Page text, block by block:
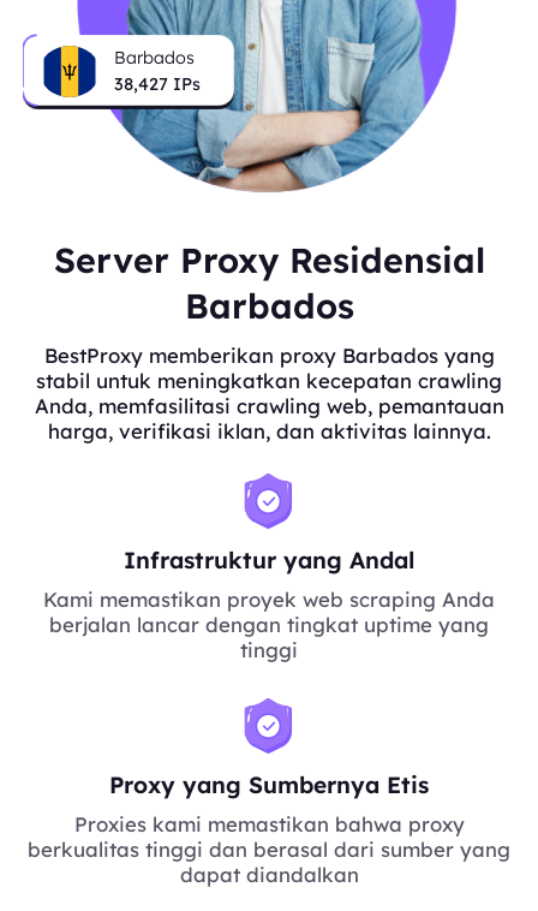
Barbados
38,427 IPs
Server Proxy Residensial
Barbados
BestProxy memberikan proxy Barbados yang
stabil untuk meningkatkan kecepatan crawling
Anda, memfasilitasi crawling web, pemantauan
harga, verifikasi iklan, dan aktivitas lainnya.
Infrastruktur yang Andal
Kami memastikan proyek web scraping Anda
berjalan lancar dengan tingkat uptime yang
tinggi
Proxy yang Sumbernya Etis
Proxies kami memastikan bahwa proxy
berkualitas tinggi dan berasal dari sumber yang
dapat diandalkan